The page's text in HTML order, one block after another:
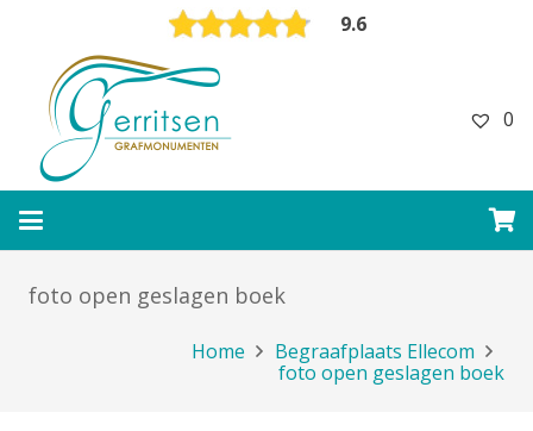
9.6
0
foto open geslagen boek
Home
Begraafplaats Ellecom
foto open geslagen boek